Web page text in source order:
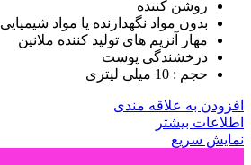
روشن کننده
بدون مواد نگهدارنده یا مواد شیمیایی
مهار آنزیم های تولید کننده ملانین
درخشندگی پوست
حجم : 10 میلی لیتری
افزودن به علاقه مندی
اطلاعات بیشتر
نمایش سریع